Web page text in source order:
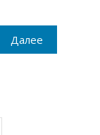
Далее